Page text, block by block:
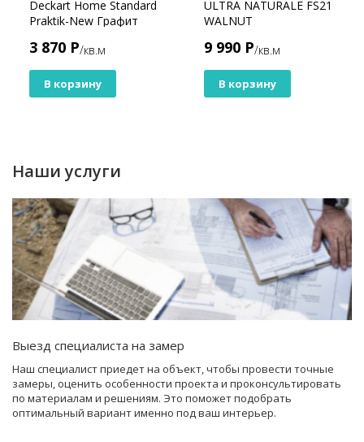
Deckart Home Standard
Praktik-New Графит
3 870 Р/кв.м
В корзину
ULTRA NATURALE FS21
WALNUT
9 990 Р/кв.м
В корзину
Наши услуги
Выезд специалиста на замер
Наш специалист приедет на объект, чтобы провести точные
замеры, оценить особенности проекта и проконсультировать
по материалам и решениям. Это поможет подобрать
оптимальный вариант именно под ваш интерьер.